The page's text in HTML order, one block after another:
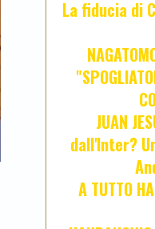
La fiducia di
JUAN
dall'Inter?
A TUTTO